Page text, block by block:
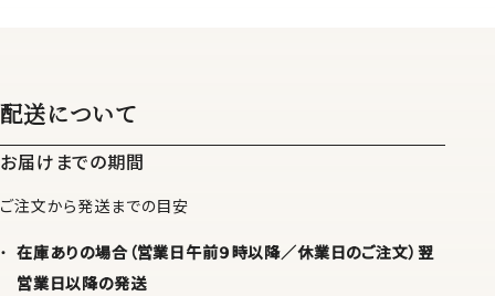
配送について
お届けまでの期間
ご注文から発送までの目安
在庫ありの場合（営業日午前９時以降／休業日のご注文）翌
営業日以降の発送